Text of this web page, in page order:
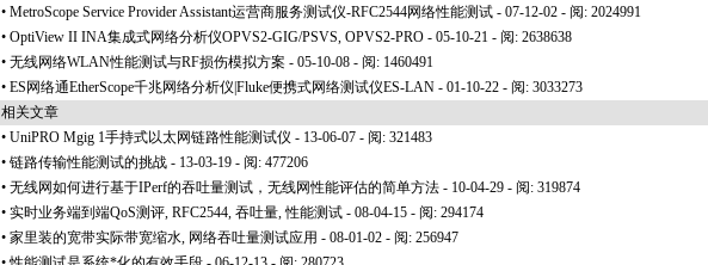
• MetroScope Service Provider Assistant运营商服务测试仪-RFC2544网络性能测试 - 07-12-02 - 阅: 2024991
• OptiView II INA集成式网络分析仪OPVS2-GIG/PSVS, OPVS2-PRO - 05-10-21 - 阅: 2638638
• 无线网络WLAN性能测试与RF损伤模拟方案 - 05-10-08 - 阅: 1460491
• ES网络通EtherScope千兆网络分析仪|Fluke便携式网络测试仪ES-LAN - 01-10-22 - 阅: 3033273
相关文章
• UniPRO Mgig 1手持式以太网链路性能测试仪 - 13-06-07 - 阅: 321483
• 链路传输性能测试的挑战 - 13-03-19 - 阅: 477206
• 无线网如何进行基于IPerf的吞吐量测试，无线网性能评估的简单方法 - 10-04-29 - 阅: 319874
• 实时业务端到端QoS测评, RFC2544, 吞吐量, 性能测试 - 08-04-15 - 阅: 294174
• 家里装的宽带实际带宽缩水, 网络吞吐量测试应用 - 08-01-02 - 阅: 256947